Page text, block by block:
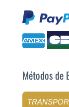
Métodos de